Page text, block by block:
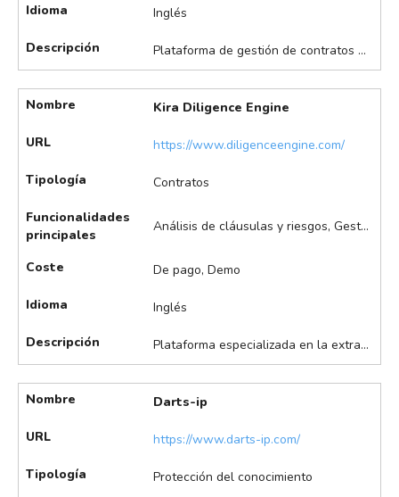
Idioma Inglés
Descripción Plataforma de gestión de contratos que facilita la automatización y seguimiento de acuerdos relacionados con la transferencia de tecnología. Destaca en la redacción y gestión automatizada de contratos, seguimiento de aprobaciones y firmas, integración con sistemas empresariales, y análisis de cláusulas y riesgos, entre otros.
Nombre Kira Diligence Engine
URL https://www.diligenceengine.com/
Tipología Contratos
Funcionalidades
principales
Análisis de cláusulas y riesgos, Gestión asistida de contratos, Visualización de datos
Coste De pago, Demo
Idioma Inglés
Descripción Plataforma especializada en la extracción y análisis de datos de contratos usando IA, revisión diligente y generación de informes. Destaca también en la revisión y análisis de grandes volúmenes de contratos e identificación de cláusulas clave, entre otros.
Nombre Darts-ip
URL https://www.darts-ip.com/
Tipología Protección del conocimiento